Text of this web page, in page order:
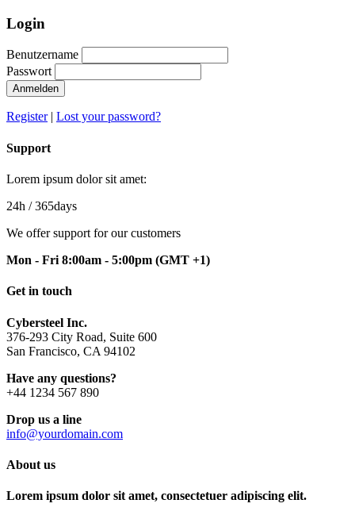
Login
Benutzername
Passwort
Anmelden
Register| Lost your password?
Support
Lorem ipsum dolor sit amet:
24h / 365days
We offer support for our customers
Mon - Fri 8:00am - 5:00pm (GMT +1)
Get in touch
Cybersteel Inc.
376-293 City Road, Suite 600
San Francisco, CA 94102
Have any questions?
+44 1234 567 890
Drop us a line
info@yourdomain.com
About us
Lorem ipsum dolor sit amet, consectetuer adipiscing elit.